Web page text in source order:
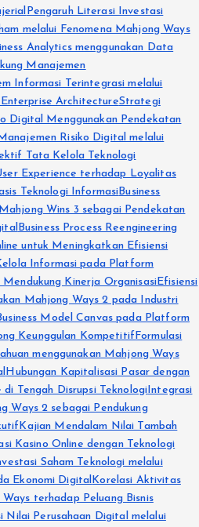
Pengaruh Literasi Investasi
melalui Fenomena Mahjong Ways
Analytics menggunakan Data
Manajemen
Informasi Terintegrasi melalui
ArchitectureStrategi
Digital Menggunakan Pendekatan
Risiko Digital melalui
Tata Kelola Teknologi
Experience terhadap Loyalitas
Teknologi Informasi Business
Wins 3 sebagai Pendekatan
Business Process Reengineering
untuk Meningkatkan Efisiensi
Informasi pada Platform
Kinerja Organisasi Efisiensi
Mahjong Ways 2 pada Industri
Model Canvas pada Platform
Keunggulan Kompetitif Formulasi
menggunakan Mahjong Ways
Hubungan Kapitalisasi Pasar dengan
di Tengah Disrupsi Teknologi Integrasi
Ways 2 sebagai Pendukung
Kajian Mendalam Nilai Tambah
Kasino Online dengan Teknologi
Saham Teknologi melalui
Ekonomi Digital Korelasi Aktivitas
terhadap Peluang Bisnis
Nilai Perusahaan Digital melalui